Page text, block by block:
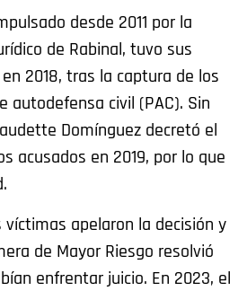
desde 2011 por la
de Rabinal, tuvo sus
2018, tras la captura de los
autodefensa civil (PAC). Sin
Domínguez decretó el
acusados en 2019, por lo que
víctimas apelaron la decisión y
de Mayor Riesgo resolvió
enfrentar juicio. En 2023, el